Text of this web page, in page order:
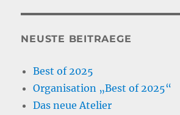
NEUSTE BEITRAEGE
Best of 2025
Organisation „Best of 2025“
Das neue Atelier